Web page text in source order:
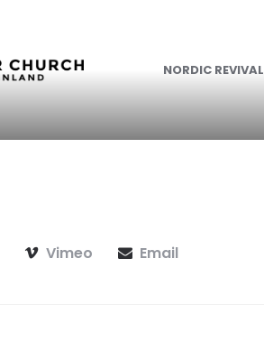
NORDIC REVIVAL
Vimeo Email